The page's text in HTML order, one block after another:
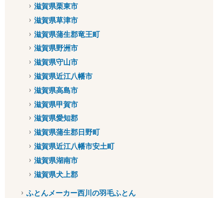
滋賀県栗東市
滋賀県草津市
滋賀県蒲生郡竜王町
滋賀県野洲市
滋賀県守山市
滋賀県近江八幡市
滋賀県高島市
滋賀県甲賀市
滋賀県愛知郡
滋賀県蒲生郡日野町
滋賀県近江八幡市安土町
滋賀県湖南市
滋賀県犬上郡
ふとんメーカー西川の羽毛ふとん